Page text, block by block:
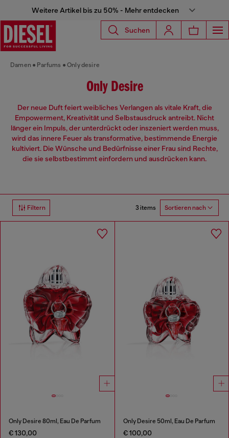
Weitere Artikel bis zu 50% - Mehr entdecken
Suchen
Damen Parfums Only desire
Only Desire
Der neue Duft feiert weibliches Verlangen als vitale Kraft, die
Empowerment, Kreativität und Selbstausdruck antreibt. Nicht
länger ein Impuls, der unterdrückt oder inszeniert werden muss,
wird das innere Feuer als transformative, bestimmende Energie
kultiviert. Die Wünsche und Bedürfnisse einer Frau sind Rechte,
die sie selbstbestimmt einfordern und ausdrücken kann.
Filtern 3 items Sortieren nach
Only Desire 80ml, Eau De Parfum
€ 130,00
Only Desire 50ml, Eau De Parfum
€ 100,00